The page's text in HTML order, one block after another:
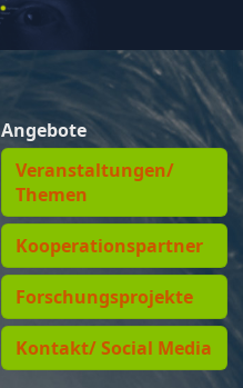
Angebote
Veranstaltungen/
Themen
Kooperationspartner
Forschungsprojekte
Kontakt/ Social Media